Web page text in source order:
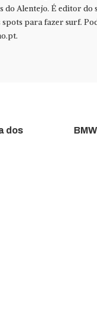
do Alentejo. É editor
spots para fazer surf.
.
dos